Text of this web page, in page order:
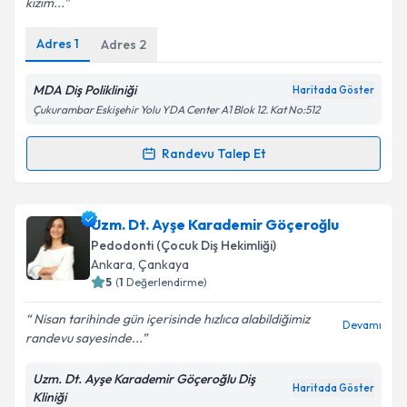
Kişisel verilerimin işlenmesine ilişkinAydınlatma
Metni'ni okudum ve kişisel verilerimin belirtilen
kapsamda işlenmesini kabul ediyorum.
Takvim Talebini Gönder
Adres 1 Adres 2
MDA Diş Polikliniği Haritada Göster
Çukurambar Eskişehir Yolu YDA Center A1 Blok 12. Kat No:512
Randevu Talep Et
Randevu Takvimi Talebi
Dr. Dt. Ezgi Aydın Varoliçin randevu takvimi talebi
oluşturun. Size bu uzmandan randevu almanız için bir
takvim hazırlandığında e-posta ile bilgilendireceğiz.
Kişisel verilerimin işlenmesine ilişkin
Aydınlatma
Uzm. Dt. Ayşe Karademir Göçeroğlu
Pedodonti (Çocuk Diş Hekimliği)
Ankara, Çankaya
5 (1 Değerlendirme)
Nisan tarihinde gün içerisinde hızlıca alabildiğimiz
randevu sayesinde...
Devamı
Uzm. Dt. Ayşe Karademir Göçeroğlu Diş
Kliniği
Haritada Göster